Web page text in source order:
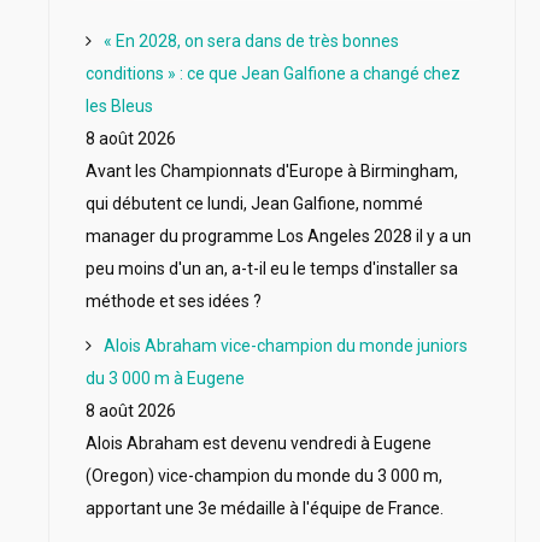
« En 2028, on sera dans de très bonnes
conditions » : ce que Jean Galfione a changé chez
les Bleus
8 août 2026
Avant les Championnats d'Europe à Birmingham,
qui débutent ce lundi, Jean Galfione, nommé
manager du programme Los Angeles 2028 il y a un
peu moins d'un an, a-t-il eu le temps d'installer sa
méthode et ses idées ?
Alois Abraham vice-champion du monde juniors
du 3 000 m à Eugene
8 août 2026
Alois Abraham est devenu vendredi à Eugene
(Oregon) vice-champion du monde du 3 000 m,
apportant une 3e médaille à l'équipe de France.